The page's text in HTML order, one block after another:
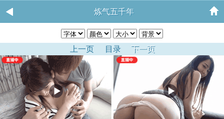
炼气五千年
上一页 目录 下一页